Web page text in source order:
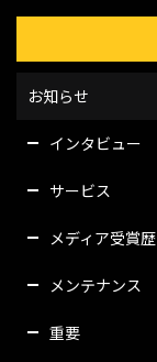
お知らせ
インタビュー
サービス
メディア受賞歴
メンテナンス
重要